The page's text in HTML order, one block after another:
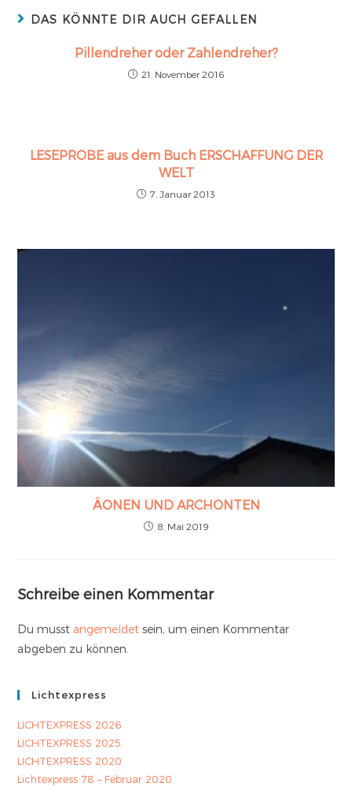
DAS KÖNNTE DIR AUCH GEFALLEN
Pillendreher oder Zahlendreher?
21. November 2016
LESEPROBE aus dem Buch ERSCHAFFUNG DER
WELT
7. Januar 2013
ÄONEN UND ARCHONTEN
8. Mai 2019
Schreibe einen Kommentar
Du musst angemeldet sein, um einen Kommentar
abgeben zu können.
Lichtexpress
LICHTEXPRESS 2026
LICHTEXPRESS 2025
LICHTEXPRESS 2020
Lichtexpress 78 – Februar 2020